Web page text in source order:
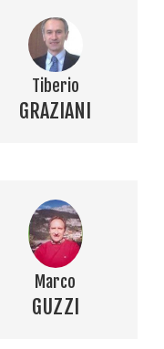
Tiberio
GRAZIANI
Marco
GUZZI